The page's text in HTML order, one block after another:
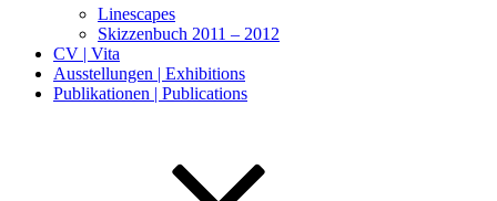
Linescapes
Skizzenbuch 2011 – 2012
CV | Vita
Ausstellungen | Exhibitions
Publikationen | Publications